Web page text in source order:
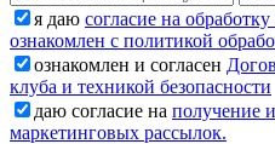
я даю согласие на
ознакомлен с политикой
ознакомлен и согласен
клуба и техникой безопасности
даю согласие на получение
маркетинговых рассылок.